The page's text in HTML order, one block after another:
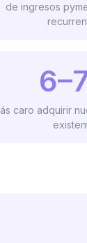
de ingresos
caro adquirir